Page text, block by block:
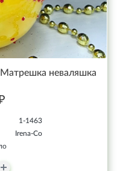
неваляшка
1-1463
Irena-Co